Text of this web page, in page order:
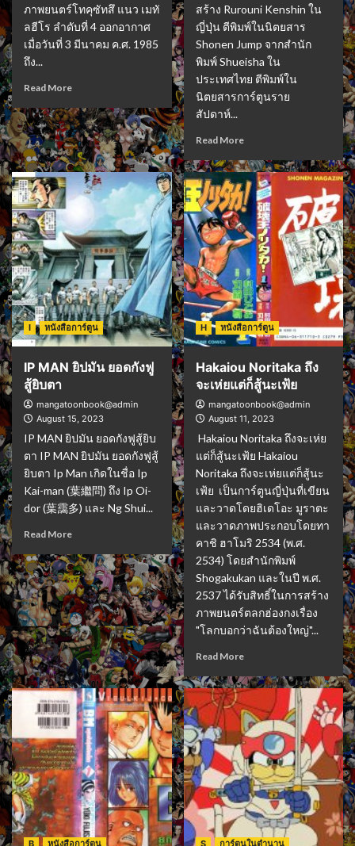
ภาพยนตร์โทคุซัทสึ แนว เมทั
ลฮีโร ลำดับที่ 4 ออกอากาศ
เมื่อวันที่ 3 มีนาคม ค.ศ. 1985
ถึง...
Read More
สร้าง Rurouni Kenshin ใน
ญี่ปุ่น ตีพิมพ์ในนิตยสาร
Shonen Jump จากสำนัก
พิมพ์ Shueisha ใน
ประเทศไทย ตีพิมพ์ใน
นิตยสารการ์ตูนราย
สัปดาห์...
Read More
I หนังสือการ์ตูน
IP MAN ยิปมัน ยอดกังฟู
สู้ยิบตา
mangatoonbook@admin
August 15, 2023
IP MAN ยิปมัน ยอดกังฟูสู้ยิบ
ตา IP MAN ยิปมัน ยอดกังฟูสู้
ยิบตา Ip Man เกิดในชื่อ Ip
Kai-man (葉繼問) ถึง Ip Oi-
dor (葉靄多) และ Ng Shui...
Read More
H หนังสือการ์ตูน
Hakaiou Noritaka ถึง
จะเห่ยแต่ก็สู้นะเฟ้ย
mangatoonbook@admin
August 11, 2023
Hakaiou Noritaka ถึงจะเห่ย
แต่ก็สู้นะเฟ้ย Hakaiou
Noritaka ถึงจะเห่ยแต่ก็สู้นะ
เฟ้ย เป็นการ์ตูนญี่ปุ่นที่เขียน
และวาดโดยฮิเดโอะ มูราตะ
และวาดภาพประกอบโดยทา
คาชิ ฮาโมริ 2534 (พ.ศ.
2534) โดยสำนักพิมพ์
Shogakukan และในปี พ.ศ.
2537 ได้รับสิทธิ์ในการสร้าง
ภาพยนตร์ตลกฮ่องกงเรื่อง
"โลกบอกว่าฉันต้องใหญ่"...
Read More
B หนังสือการ์ตูน S การ์ตูนในตำนาน